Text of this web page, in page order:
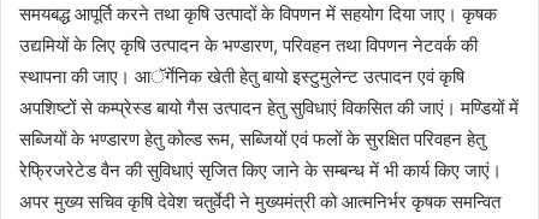
समयबद्ध आपूर्ति करने तथा कृषि उत्पादों के विपणन में सहयोग दिया जाए। कृषक
उद्यमियों के लिए कृषि उत्पादन के भण्डारण, परिवहन तथा विपणन नेटवर्क की
स्थापना की जाए। आॅर्गेनिक खेती हेतु बायो इस्टुमुलेन्ट उत्पादन एवं कृषि
अपशिष्टों से कम्प्रेस्ड बायो गैस उत्पादन हेतु सुविधाएं विकसित की जाएं। मण्डियों में
सब्जियों के भण्डारण हेतु कोल्ड रूम, सब्जियों एवं फलों के सुरक्षित परिवहन हेतु
रेफ्रिजरेटेड वैन की सुविधाएं सृजित किए जाने के सम्बन्ध में भी कार्य किए जाएं।
अपर मुख्य सचिव कृषि देवेश चतुर्वेदी ने मुख्यमंत्री को आत्मनिर्भर कृषक समन्वित